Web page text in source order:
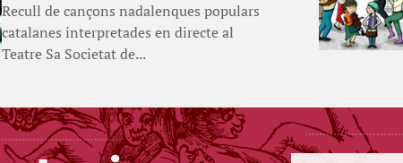
Recull de cançons nadalenques populars
catalanes interpretades en directe al
Teatre Sa Societat de...